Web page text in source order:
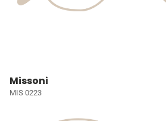
Missoni
MIS 0223